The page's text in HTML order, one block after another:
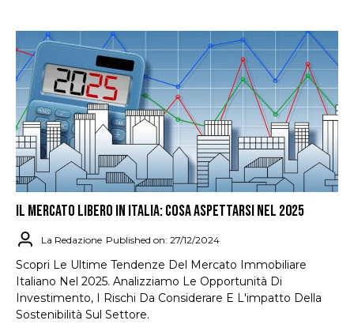
IL MERCATO LIBERO IN ITALIA: COSA ASPETTARSI NEL 2025
La Redazione Published on: 27/12/2024
Scopri Le Ultime Tendenze Del Mercato Immobiliare
Italiano Nel 2025. Analizziamo Le Opportunità Di
Investimento, I Rischi Da Considerare E L'impatto Della
Sostenibilità Sul Settore.